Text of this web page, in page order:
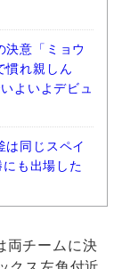
決意「ミョウ
れ親しん
よいよデビュ
は同じスペイ
も出場した
両チームに決